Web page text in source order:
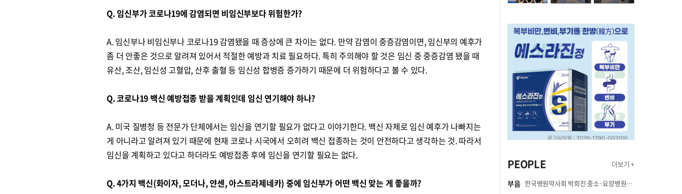
Q. 임신부가 코로나19에 감염되면 비임신부보다 위험한가?
A. 임신부나 비임신부나 코로나19 감염됐을 때 증상에 큰 차이는 없다. 만약 감염이 중증감염이면, 임신부의 예후가
좀 더 안좋은 것으로 알려져 있어서 적절한 예방과 치료 필요하다. 특히 주의해야 할 것은 임신 중 중증감염 됐을 때
유산, 조산, 임신성 고혈압, 산후 출혈 등 임신성 합병증 증가하기 때문에 더 위험하다고 볼 수 있다.
Q. 코로나19 백신 예방접종 받을 계획인데 임신 연기해야 하나?
A. 미국 질병청 등 전문가 단체에서는 임신을 연기할 필요가 없다고 이야기한다. 백신 자체로 임신 예후가 나빠지는
게 아니라고 알려져 있기 때문에 현재 코로나 시국에서 오히려 백신 접종하는 것이 안전하다고 생각하는 것. 따라서
임신을 계획하고 있다고 하더라도 예방접종 후에 임신을 연기할 필요는 없다.
Q. 4가지 백신(화이자, 모더나, 얀센, 아스트라제네카) 중에 임신부가 어떤 백신 맞는 게 좋을까?
PEOPLE 더보기 +
부음 한국병원약사회 박희진 중소·요양병원이사(충청북도 청주의료원 약제팀장) 부친상